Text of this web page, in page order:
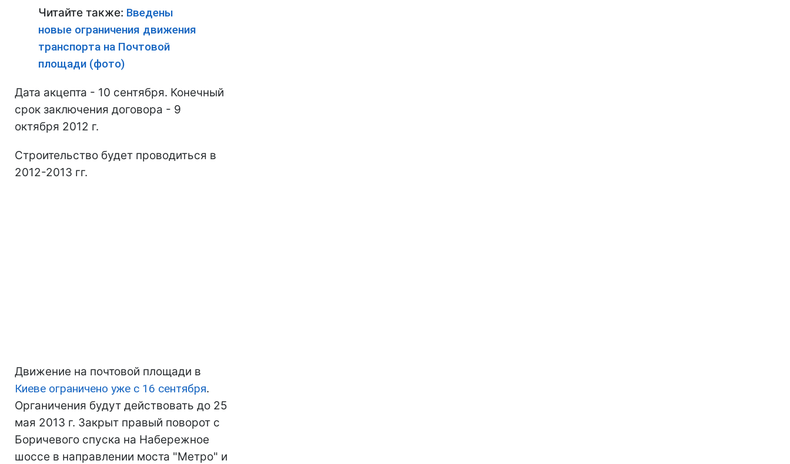
Читайте также: Введены
новые ограничения движения
транспорта на Почтовой
площади (фото)
Дата акцепта - 10 сентября. Конечный
срок заключения договора - 9
октября 2012 г.
Строительство будет проводиться в
2012-2013 гг.
Движение на почтовой площади в
Киеве ограничено уже с 16 сентября.
Органичения будут действовать до 25
мая 2013 г. Закрыт правый поворот с
Боричевого спуска на Набережное
шоссе в направлении моста "Метро" и